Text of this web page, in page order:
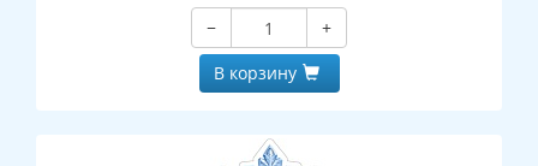
−
+
В корзину